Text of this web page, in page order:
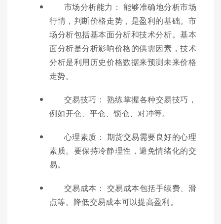
市场分析能力： 能够准确地分析市场
行情，判断价格走势，是盈利的基础。市
场分析包括基本面分析和技术分析。基本
面分析是分析影响价格的供需因素，技术
分析是利用历史价格数据来预测未来价格
走势。
交易技巧： 熟练掌握各种交易技巧，
例如开仓、平仓、锁仓、对冲等。
心理素质： 期货交易需要良好的心理
素质。要保持冷静理性，避免情绪化的交
易。
交易成本： 交易成本包括手续费、滑
点等。降低交易成本可以提高盈利。